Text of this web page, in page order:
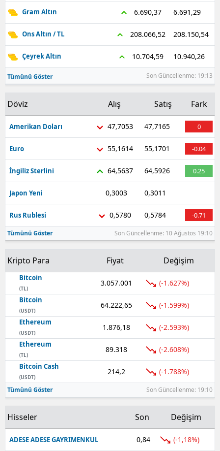
Samsun
Siirt
Sinop
Sivas
Tokat
Trabzon
Tunceli
Uşak
Van
Yozgat
Zonguldak
Aksaray
Karaman
Kırıkkale
Batman
Bartın
Ardahan
Iğdır
Gram Altın 6.690,37 6.691,29
Ons Altın / TL 208.066,52 208.150,54
Çeyrek Altın 10.704,59 10.940,26
Tümünü Göster Son Güncellenme: 19:13
Döviz Alış Satış Fark
Amerikan Doları 47,7053 47,7165 0
Euro 55,1614 55,1701 -0.04
İngiliz Sterlini 64,5637 64,5926 0.25
Japon Yeni 0,3003 0,3011
Rus Rublesi 0,5780 0,5784 -0.71
Tümünü Göster Son Güncellenme: 10 Ağustos 19:10
Kripto Para Fiyat Değişim
Bitcoin
(TL)
3.057.001 (-1.627%)
Bitcoin
(USDT)
64.222,65 (-1.599%)
Ethereum
(USDT)
1.876,18 (-2.593%)
Ethereum
(TL)
89.318 (-2.608%)
Bitcoin Cash
(USDT)
214,2 (-1.788%)
Tümünü Göster Son Güncellenme: 19:10
Hisseler Son Değişim
ADESE ADESE GAYRIMENKUL 0,84 (-1,18%)